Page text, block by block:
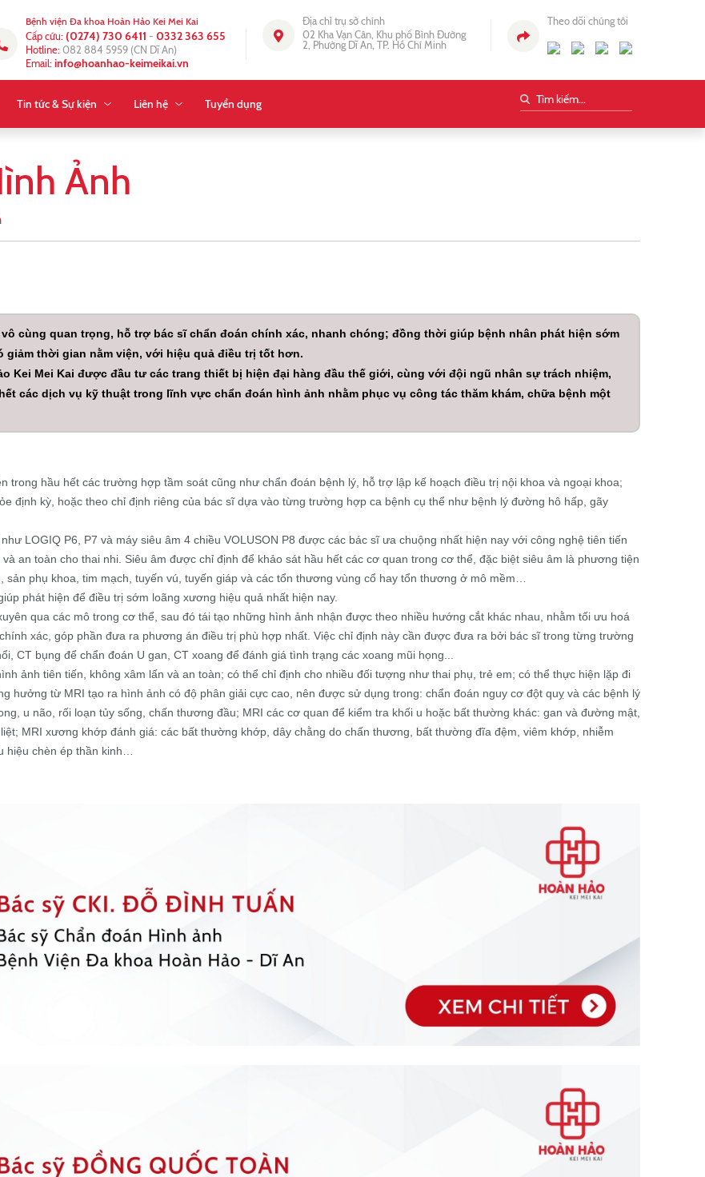
Bệnh viện Đa khoa Hoàn Hảo Kei Mei Kai
Cấp cứu: (0274) 730 6411 - 0332 363 655
Hotline: 082 884 5959 (CN Dĩ An)
Email: info@hoanhao-keimeikai.vn
Địa chỉ trụ sở chính
02 Kha Vạn Cân, Khu phố Bình Đường
2, Phường Dĩ An, TP. Hồ Chí Minh
Theo dõi chúng tôi
Tin tức & Sự kiện Liên hệ Tuyển dụng
Ảnh
cùng quan trọng, hỗ trợ bác sĩ chẩn đoán chính xác, nhanh chóng; đồng thời giúp bệnh nhân phát hiện sớm
thời gian nằm viện, với hiệu quả điều trị tốt hơn.
Kei Mei Kai được đầu tư các trang thiết bị hiện đại hàng đầu thế giới, cùng với đội ngũ nhân sự trách nhiệm,
các dịch vụ kỹ thuật trong lĩnh vực chẩn đoán hình ảnh nhằm phục vụ công tác thăm khám, chữa bệnh một
trong hầu hết các trường hợp tầm soát cũng như chẩn đoán bệnh lý, hỗ trợ lập kế hoạch điều trị nội khoa và ngoại khoa;
định kỳ, hoặc theo chỉ định riêng của bác sĩ dựa vào từng trường hợp ca bệnh cụ thể như bệnh lý đường hô hấp, gãy
LOGIQ P6, P7 và máy siêu âm 4 chiều VOLUSON P8 được các bác sĩ ưa chuộng nhất hiện nay với công nghệ tiên tiến
an toàn cho thai nhi. Siêu âm được chỉ định để khảo sát hầu hết các cơ quan trong cơ thể, đặc biệt siêu âm là phương tiện
phụ khoa, tim mạch, tuyến vú, tuyến giáp và các tổn thương vùng cổ hay tổn thương ở mô mềm…
phát hiện để điều trị sớm loãng xương hiệu quả nhất hiện nay.
qua các mô trong cơ thể, sau đó tái tạo những hình ảnh nhận được theo nhiều hướng cắt khác nhau, nhằm tối ưu hoá
xác, góp phần đưa ra phương án điều trị phù hợp nhất. Việc chỉ định này cần được đưa ra bởi bác sĩ trong từng trường
CT bụng để chẩn đoán U gan, CT xoang để đánh giá tình trạng các xoang mũi họng...
ảnh tiên tiến, không xâm lấn và an toàn; có thể chỉ định cho nhiều đối tượng như thai phụ, trẻ em; có thể thực hiện lặp đi
hưởng từ MRI tạo ra hình ảnh có độ phân giải cực cao, nên được sử dụng trong: chẩn đoán nguy cơ đột quỵ và các bệnh lý
u não, rối loạn tủy sống, chấn thương đầu; MRI các cơ quan để kiểm tra khối u hoặc bất thường khác: gan và đường mật,
MRI xương khớp đánh giá: các bất thường khớp, dây chằng do chấn thương, bất thường đĩa đệm, viêm khớp, nhiễm
hiệu chèn ép thần kinh…